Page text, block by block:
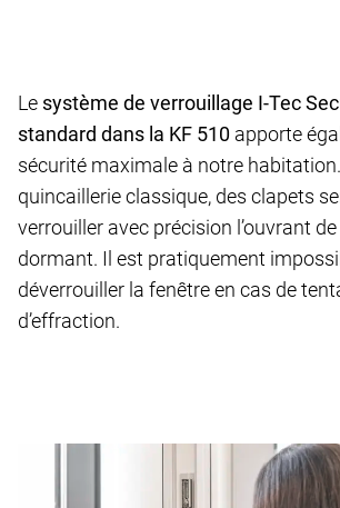
Le système de verrouillage I-Tec
standard dans la KF 510 apporte
sécurité maximale à notre
quincaillerie classique, des clapets
verrouiller avec précision l’ouvrant
dormant. Il est pratiquement
déverrouiller la fenêtre en cas de
d’effraction.